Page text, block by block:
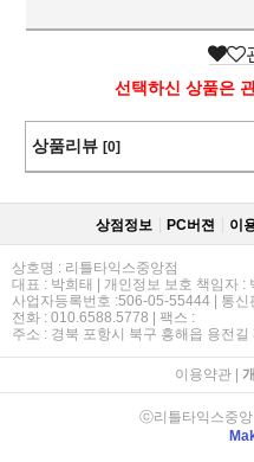
선택하신 상품은
상품리뷰 [0]
상점정보 PC버젼 이
상호명 : 리틀타익스중앙점
대표 : 박희태 | 개인정보 보호 책임자 :
사업자등록번호 :506-05-55444 | 통
전화 : 010.6588.5778 | 팩스 :
주소 : 경북 포항시 북구 흥해읍 용전길
이용약관|
ⓒ리틀타익스중